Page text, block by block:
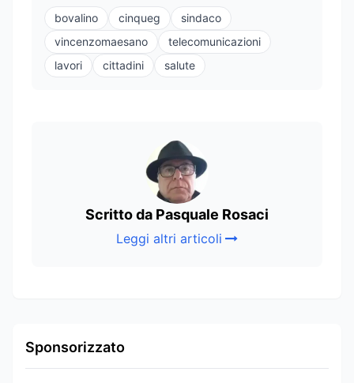
bovalino cinqueg
sindaco
vincenzomaesano
telecomunicazioni
lavori
cittadini salute
Scritto da Pasquale Rosaci
Leggi altri articoli
Sponsorizzato